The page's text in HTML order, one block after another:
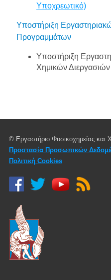
Υποχρεωτικό)
Υποστήριξη
Προγραμμάτων
Υποστήριξη
Χημικών Διεργασιών
© Εργαστήριο Φυσικοχημείας και
Προστασία Προσωπικών
Πολιτική Cookies